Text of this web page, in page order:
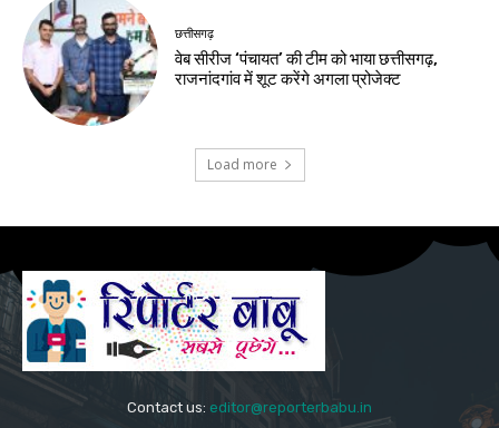
छत्तीसगढ़
वेब सीरीज ‘पंचायत’ की टीम को भाया छत्तीसगढ़,
राजनांदगांव में शूट करेंगे अगला प्रोजेक्ट
Load more
Contact us: editor@reporterbabu.in